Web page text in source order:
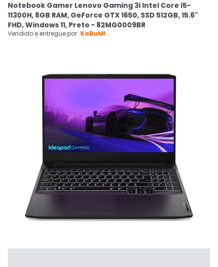
 Cupons
Mais Vendidos
CADASTRE-SE
Notebook Gamer Lenovo Gaming 3i Intel Core i5-
11300H, 8GB RAM, GeForce GTX 1650, SSD 512GB, 15.6"
FHD, Windows 11, Preto - 82MG0009BR
Vendido e entregue por: KaBuM!